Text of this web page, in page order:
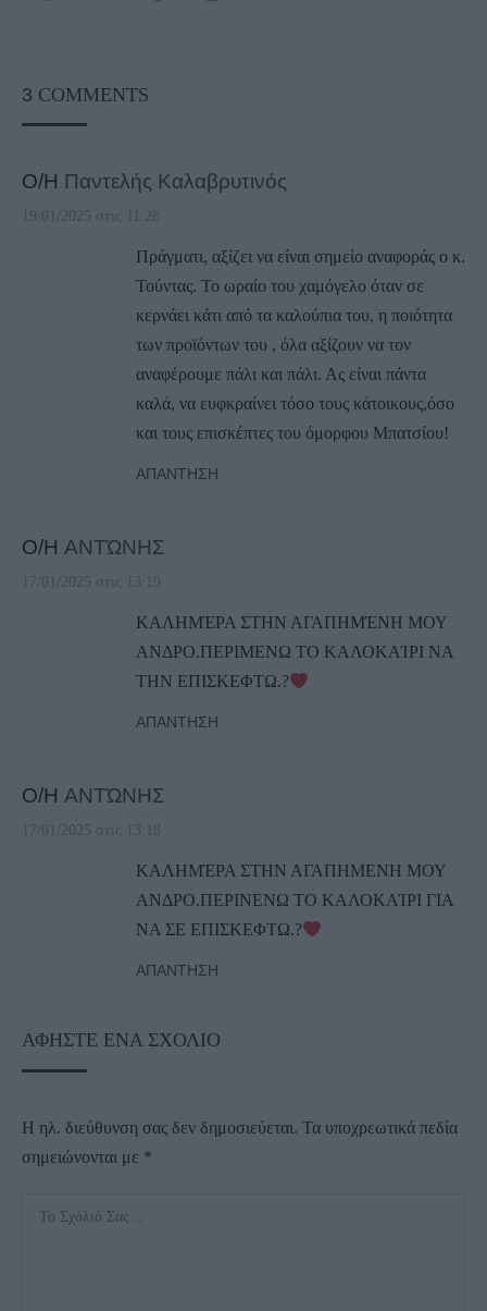
3 COMMENTS
Ο/Η Παντελής Καλαβρυτινός
19/01/2025 στις 11:28
Πράγματι, αξίζει να είναι σημείο αναφοράς ο κ.
Τούντας. Το ωραίο του χαμόγελο όταν σε
κερνάει κάτι από τα καλούπια του, η ποιότητα
των προϊόντων του , όλα αξίζουν να τον
αναφέρουμε πάλι και πάλι. Ας είναι πάντα
καλά, να ευφκραίνει τόσο τους κάτοικους,όσο
και τους επισκέπτες του όμορφου Μπατσίου!
ΑΠΆΝΤΗΣΗ
Ο/Η ΑΝΤΏΝΗΣ
17/01/2025 στις 13:19
ΚΑΛΗΜΈΡΑ ΣΤΗΝ ΑΓΑΠΗΜΈΝΗ ΜΟΥ
ΑΝΔΡΟ.ΠΕΡΙΜΕΝΩ ΤΟ ΚΑΛΟΚΑΊΡΙ ΝΑ
ΤΗΝ ΕΠΙΣΚΕΦΤΩ.?
ΑΠΆΝΤΗΣΗ
Ο/Η ΑΝΤΏΝΗΣ
17/01/2025 στις 13:18
ΚΑΛΗΜΈΡΑ ΣΤΗΝ ΑΓΑΠΗΜΕΝΗ ΜΟΥ
ΑΝΔΡΟ.ΠΕΡΙΝΕΝΩ ΤΟ ΚΑΛΟΚΑΊΡΙ ΓΙΑ
ΝΑ ΣΕ ΕΠΙΣΚΕΦΤΩ.?
ΑΠΆΝΤΗΣΗ
ΑΦΉΣΤΕ ΈΝΑ ΣΧΌΛΙΟ
Η ηλ. διεύθυνση σας δεν δημοσιεύεται. Τα υποχρεωτικά πεδία
σημειώνονται με *